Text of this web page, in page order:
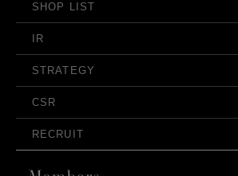
SHOP LIST
IR
STRATEGY
CSR
RECRUIT